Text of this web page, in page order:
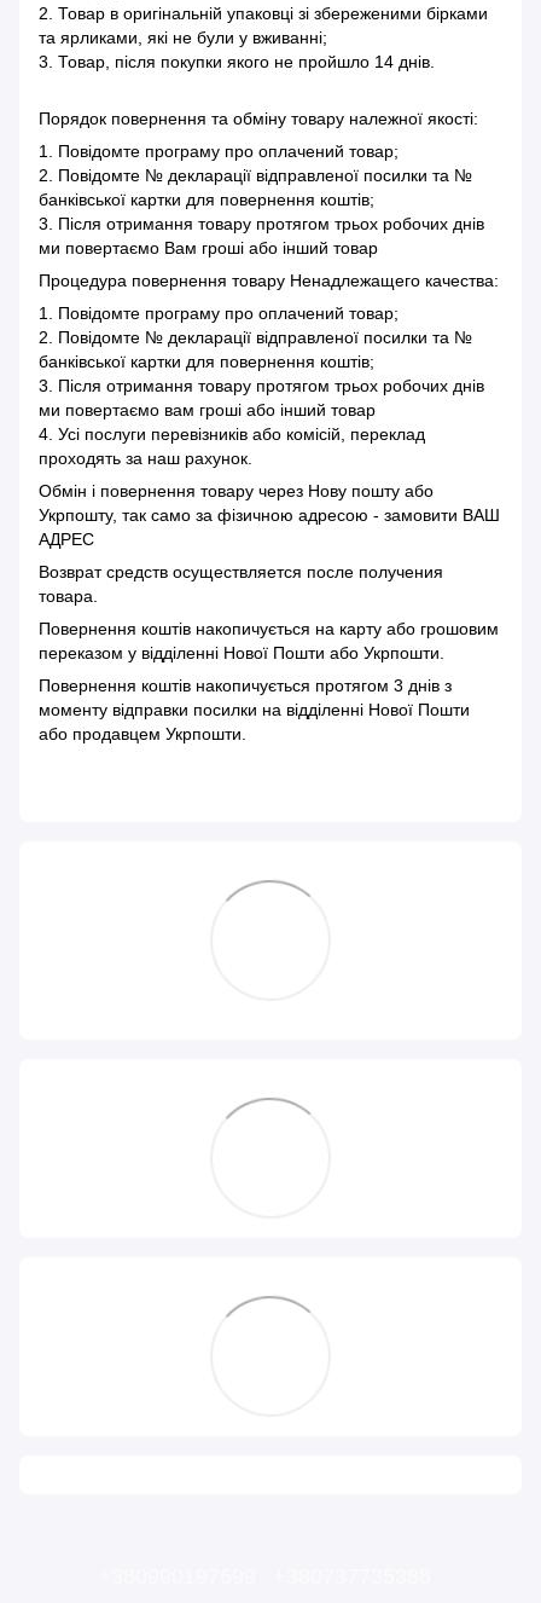
2. Товар в оригінальній упаковці зі збереженими бірками
та ярликами, які не були у вживанні;
3. Товар, після покупки якого не пройшло 14 днів.
Порядок повернення та обміну товару належної якості:
1. Повідомте програму про оплачений товар;
2. Повідомте № декларації відправленої посилки та №
банківської картки для повернення коштів;
3. Після отримання товару протягом трьох робочих днів
ми повертаємо Вам гроші або інший товар
Процедура повернення товару Ненадлежащего качества:
1. Повідомте програму про оплачений товар;
2. Повідомте № декларації відправленої посилки та №
банківської картки для повернення коштів;
3. Після отримання товару протягом трьох робочих днів
ми повертаємо вам гроші або інший товар
4. Усі послуги перевізників або комісій, переклад
проходять за наш рахунок.
Обмін і повернення товару через Нову пошту або
Укрпошту, так само за фізичною адресою - замовити ВАШ
АДРЕС
Возврат средств осуществляется после получения
товара.
Повернення коштів накопичується на карту або грошовим
переказом у відділенні Нової Пошти або Укрпошти.
Повернення коштів накопичується протягом 3 днів з
моменту відправки посилки на відділенні Нової Пошти
або продавцем Укрпошти.